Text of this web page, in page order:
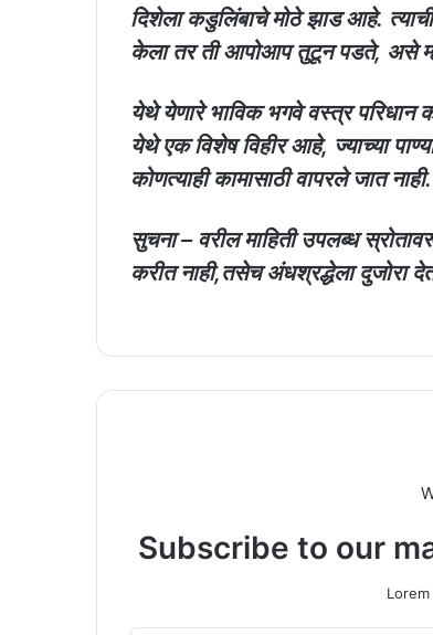
दिशेला कडुलिंबाचे मोठे झाड आहे.
केला तर ती आपोआप तुटून पडते, असे
येथे येणारे भाविक भगवे वस्त्र
येथे एक विशेष विहीर आहे, ज्याच्या
कोणत्याही कामासाठी वापरले जात नाही.
सुचना – वरील माहिती उपलब्ध
करीत नाही,तसेच अंधश्रद्धेला दुजोरा
Subscribe to our